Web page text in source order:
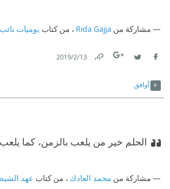
مشاركة من Rida Gajja ، من كتاب يوميات
13‏/2‏/2019
أوافق
الحلم خير من يلعب بالزمن، كما يلعب
مشاركة من محمد العادك ، من كتاب عهد